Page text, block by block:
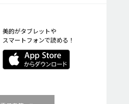
美的がタブレットや
スマートフォンで読める！